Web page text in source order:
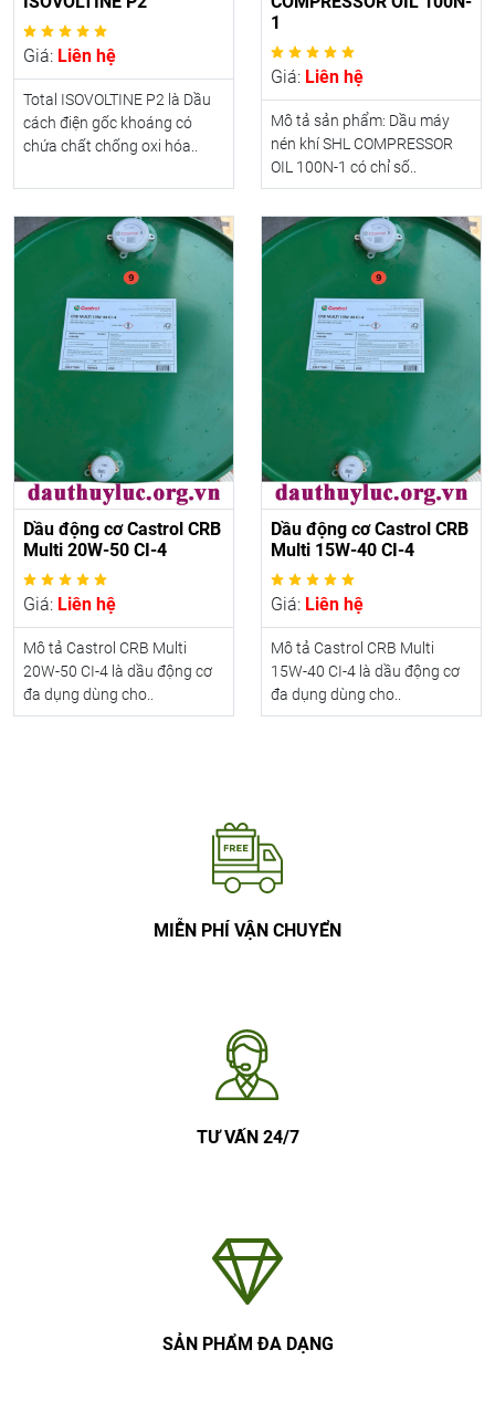
Giá: Liên hệ
Total ISOVOLTINE P2 là Dầu
cách điện gốc khoáng có
chứa chất chống oxi hóa..
1
Giá: Liên hệ
Mô tả sản phẩm: Dầu máy
nén khí SHL COMPRESSOR
OIL 100N-1 có chỉ số..
Dầu động cơ Castrol CRB
Multi 20W-50 CI-4
Giá: Liên hệ
Mô tả Castrol CRB Multi
20W-50 CI-4 là dầu động cơ
đa dụng dùng cho..
Dầu động cơ Castrol CRB
Multi 15W-40 CI-4
Giá: Liên hệ
Mô tả Castrol CRB Multi
15W-40 CI-4 là dầu động cơ
đa dụng dùng cho..
MIỄN PHÍ VẬN CHUYỂN
TƯ VẤN 24/7
SẢN PHẨM ĐA DẠNG